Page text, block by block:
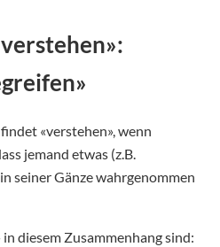
«verstehen», wenn
jemand etwas (z.B.
seiner Gänze wahrgenommen
diesem Zusammenhang sind: